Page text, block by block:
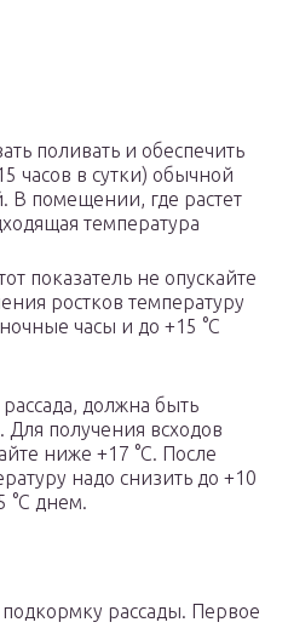
поливать и обеспечить
часов в сутки) обычной
В помещении, где растет
температура
показатель не опускайте
ростков температуру
часы и до +15 °С
должна быть
Для получения всходов
ниже +17 °С. После
надо снизить до +10
°С днем.
рассады. Первое